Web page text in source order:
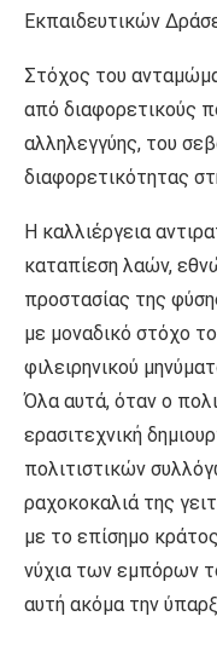
Εκπαιδευτικών
Στόχος του
από διαφορετικούς
αλληλεγγύης, του
διαφορετικότητας
Η καλλιέργεια
καταπίεση λαών,
προστασίας της
με μοναδικό στόχο
φιλειρηνικού
Όλα αυτά, όταν ο
ερασιτεχνική
πολιτιστικών
ραχοκοκαλιά της
με το επίσημο
νύχια των εμπόρων
αυτή ακόμα την